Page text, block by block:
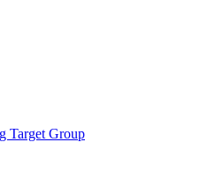
Target Group